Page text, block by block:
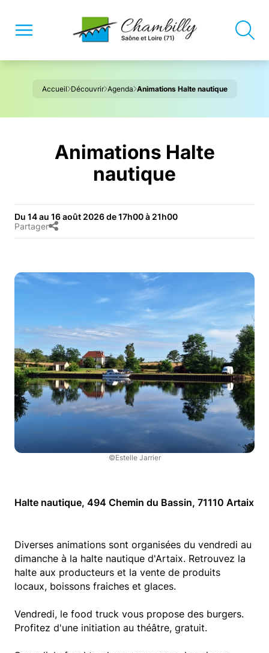
Accueil Découvrir Agenda Animations Halte nautique
Animations Halte
nautique
Du 14 au 16 août 2026 de 17h00 à 21h00
Partager
©Estelle Jarrier
Halte nautique, 494 Chemin du Bassin, 71110 Artaix
Diverses animations sont organisées du vendredi au
dimanche à la halte nautique d'Artaix. Retrouvez la
halte aux producteurs et la vente de produits
locaux, boissons fraiches et glaces.
Vendredi, le food truck vous propose des burgers.
Profitez d'une initiation au théâtre, gratuit.